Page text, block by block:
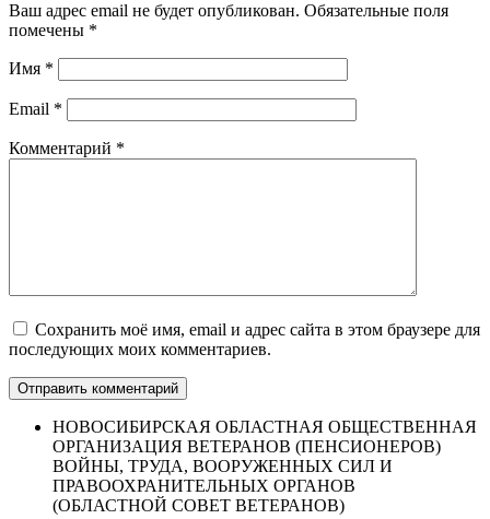
Ваш адрес email не будет опубликован. Обязательные поля
помечены *
Имя *
Email *
Комментарий *
Сохранить моё имя, email и адрес сайта в этом браузере для
последующих моих комментариев.
НОВОСИБИРСКАЯ ОБЛАСТНАЯ ОБЩЕСТВЕННАЯ
ОРГАНИЗАЦИЯ ВЕТЕРАНОВ (ПЕНСИОНЕРОВ)
ВОЙНЫ, ТРУДА, ВООРУЖЕННЫХ СИЛ И
ПРАВООХРАНИТЕЛЬНЫХ ОРГАНОВ
(ОБЛАСТНОЙ СОВЕТ ВЕТЕРАНОВ)